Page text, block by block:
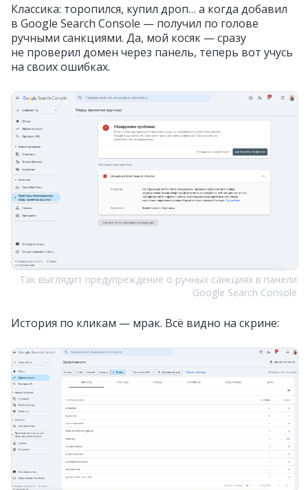
Классика: торопился, купил дроп… а когда добавил
в Google Search Console — получил по голове
ручными санкциями. Да, мой косяк — сразу
не проверил домен через панель, теперь вот учусь
на своих ошибках.
Так выглядит предупреждение о ручных санкциях в панели
Google Search Console
История по кликам — мрак. Всё видно на скрине: